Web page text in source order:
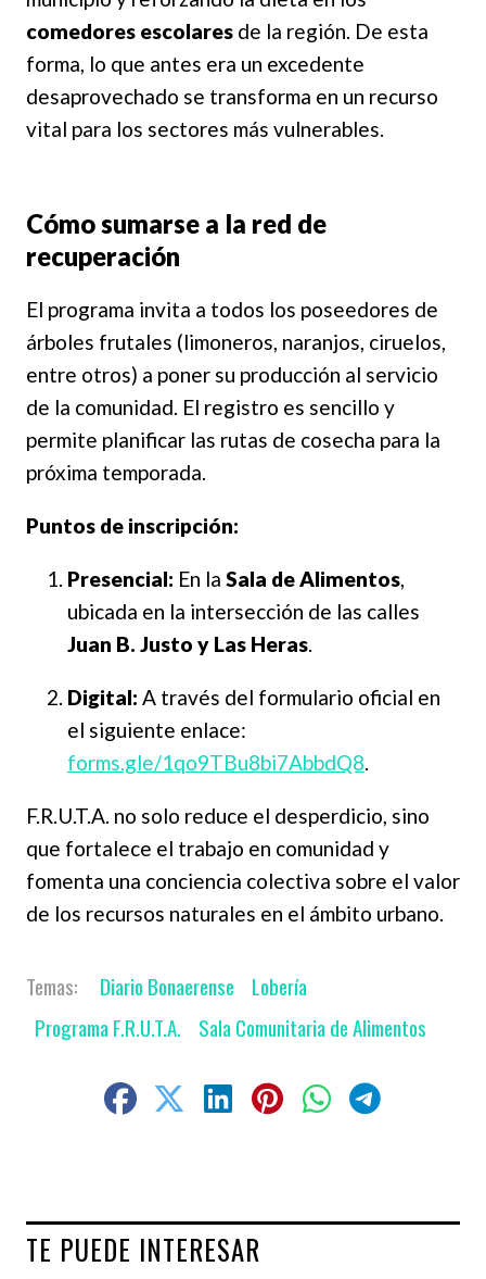
comedores escolares de la región. De esta
forma, lo que antes era un excedente
desaprovechado se transforma en un recurso
vital para los sectores más vulnerables.
Cómo sumarse a la red de
recuperación
El programa invita a todos los poseedores de
árboles frutales (limoneros, naranjos, ciruelos,
entre otros) a poner su producción al servicio
de la comunidad. El registro es sencillo y
permite planificar las rutas de cosecha para la
próxima temporada.
Puntos de inscripción:
Presencial: En la Sala de Alimentos
ubicada en la intersección de las calles
Juan B. Justo y Las Heras
Digital: A través del formulario oficial en
el siguiente enlace:
forms.gle/1qo9TBu8bi7AbbdQ8
F.R.U.T.A. no solo reduce el desperdicio, sino
que fortalece el trabajo en comunidad y
fomenta una conciencia colectiva sobre el valor
de los recursos naturales en el ámbito urbano.
Diario Bonaerense
Lobería
Programa F.R.U.T.A.
Sala Comunitaria de Alimentos
TE PUEDE INTERESAR